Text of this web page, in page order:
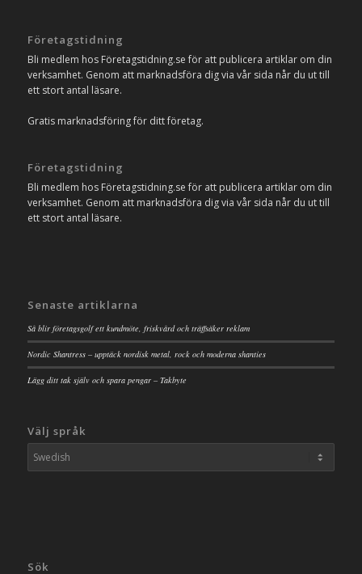
Företagstidning
Bli medlem hos Företagstidning.se för att publicera artiklar om din
verksamhet. Genom att marknadsföra dig via vår sida når du ut till
ett stort antal läsare.
Gratis marknadsföring för ditt företag.
Företagstidning
Bli medlem hos Företagstidning.se för att publicera artiklar om din
verksamhet. Genom att marknadsföra dig via vår sida når du ut till
ett stort antal läsare.
Senaste artiklarna
Så blir företagsgolf ett kundmöte, friskvård och träffsäker reklam
Nordic Shantress – upptäck nordisk metal, rock och moderna shanties
Lägg ditt tak själv och spara pengar – Takbyte
Välj språk
Sök